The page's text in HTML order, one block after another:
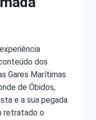
dos
Gares Marítimas
de Óbidos,
e a sua pegada
retratado o